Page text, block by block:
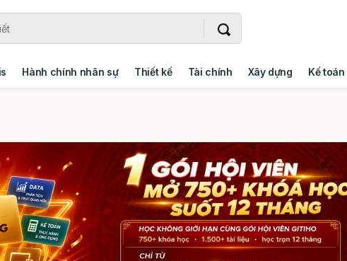
Hành chính nhân sự Thiết kế Tài chính Xây dựng Kế toán